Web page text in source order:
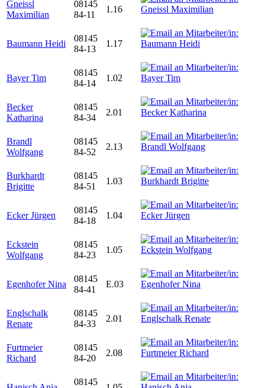
Gneissl
Maximilian
08145
84-11
1.16
Baumann Heidi
08145
84-13
1.17
Bayer Tim
08145
84-14
1.02
Becker
Katharina
08145
84-34
2.01
Brandl
Wolfgang
08145
84-52
2.13
Burkhardt
Brigitte
08145
84-51
1.03
Ecker Jürgen
08145
84-18
1.04
Eckstein
Wolfgang
08145
84-23
1.05
Egenhofer Nina
08145
84-41
E.03
Englschalk
Renate
08145
84-33
2.01
Furtmeier
Richard
08145
84-20
2.08
08145